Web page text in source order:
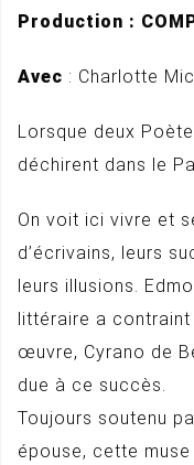
Production :
Avec : Charlotte
Lorsque deux
déchirent dans le
On voit ici vivre et
d’écrivains, leurs
leurs illusions.
littéraire a contraint
œuvre, Cyrano de
due à ce succès.
Toujours soutenu
épouse, cette